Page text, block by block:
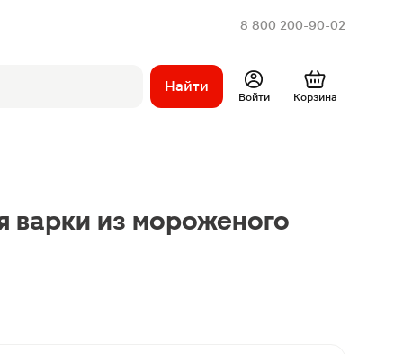
8 800 200-90-02
Найти
Войти Корзина
варки из мороженого